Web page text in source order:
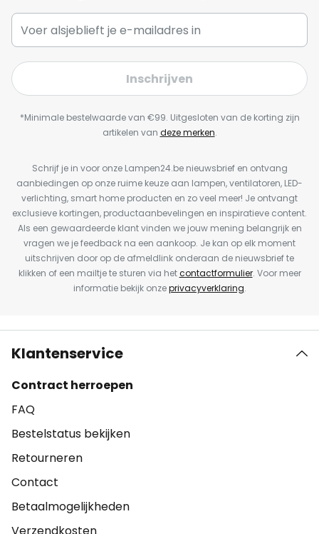
Inschrijven
*Minimale bestelwaarde van €99. Uitgesloten van de korting zijn
artikelen van deze merken.
Schrijf je in voor onze Lampen24.be nieuwsbrief en ontvang
aanbiedingen op onze ruime keuze aan lampen, ventilatoren, LED-
verlichting, smart home producten en zo veel meer! Je ontvangt
exclusieve kortingen, productaanbevelingen en inspiratieve content.
Als een gewaardeerde klant vinden we jouw mening belangrijk en
vragen we je feedback na een aankoop. Je kan op elk moment
uitschrijven door op de afmeldlink onderaan de nieuwsbrief te
klikken of een mailtje te sturen via hetcontactformulier. Voor meer
informatie bekijk onzeprivacyverklaring.
Klantenservice
Contract herroepen
FAQ
Bestelstatus bekijken
Retourneren
Contact
Betaalmogelijkheden